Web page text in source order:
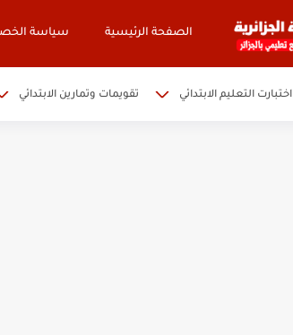
الصفحة الرئيسية سياسة
اختبارت التعليم الابتدائي تقويمات وتمارين الابتدائي